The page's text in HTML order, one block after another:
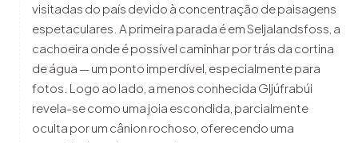
visitadas do país devido à concentração de paisagens
espetaculares. A primeira parada é em Seljalandsfoss, a
cachoeira onde é possível caminhar por trás da cortina
de água — um ponto imperdível, especialmente para
fotos. Logo ao lado, a menos conhecida Gljúfrabúi
revela-se como uma joia escondida, parcialmente
oculta por um cânion rochoso, oferecendo uma